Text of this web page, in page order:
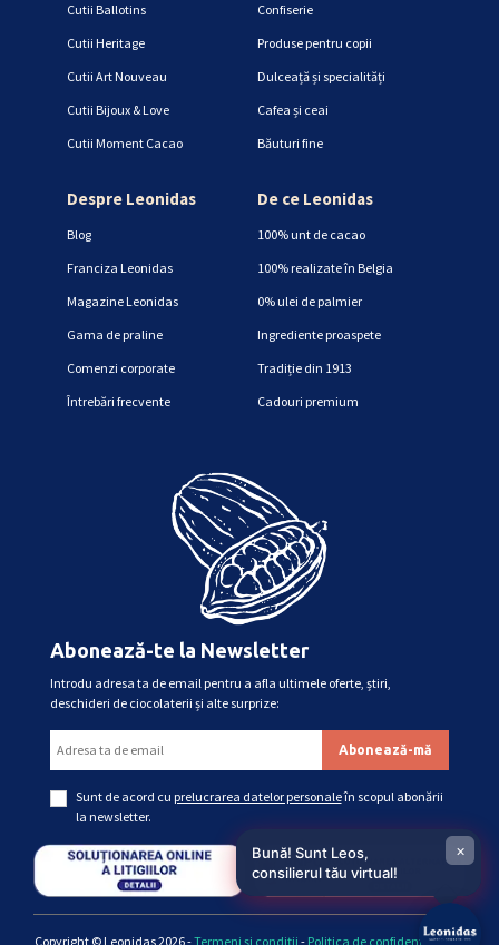
Cutii Ballotins
Cutii Heritage
Cutii Art Nouveau
Cutii Bijoux & Love
Cutii Moment Cacao
Confiserie
Produse pentru copii
Dulceață și specialități
Cafea și ceai
Băuturi fine
Despre Leonidas
Blog
Franciza Leonidas
Magazine Leonidas
Gama de praline
Comenzi corporate
Întrebări frecvente
De ce Leonidas
100% unt de cacao
100% realizate în Belgia
0% ulei de palmier
Ingrediente proaspete
Tradiție din 1913
Cadouri premium
Abonează-te la Newsletter
Introdu adresa ta de email pentru a afla ultimele oferte, știri,
deschideri de ciocolaterii și alte surprize:
Sunt de acord cu prelucrarea datelor personaleîn scopul abonării
la newsletter.
Copyright © Leonidas 2026 -Termeni și condiții - Politica de confidențialitate
Bună! Sunt Leos,
consilierul tău virtual!
×